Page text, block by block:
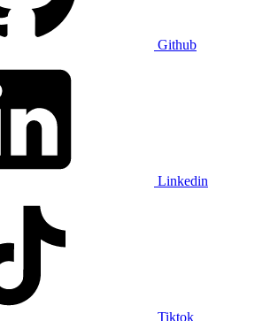
Github
Linkedin
Tiktok